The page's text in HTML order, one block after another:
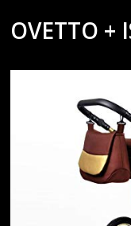
OVETTO +